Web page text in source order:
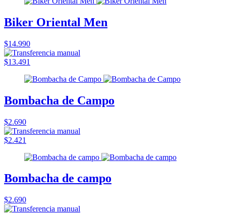
Biker Oriental Men
$14.990
$13.491
Bombacha de Campo
$2.690
$2.421
Bombacha de campo
$2.690